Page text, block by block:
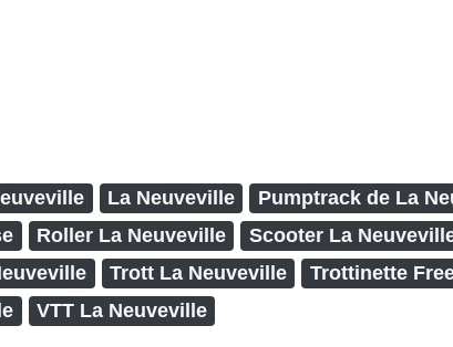
La Neuveville
Pumptrack de La
Roller La Neuveville Scooter La
Trott La Neuveville
Trottinette
VTT La Neuveville